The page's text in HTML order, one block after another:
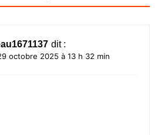
dit :
octobre 2025 à 13 h 32 min